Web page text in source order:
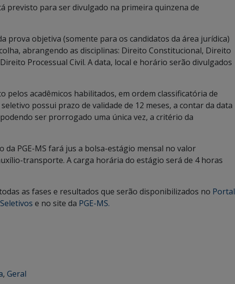
previsto para ser divulgado na primeira quinzena de
prova objetiva (somente para os candidatos da área jurídica)
abrangendo as disciplinas: Direito Constitucional, Direito
Processual Civil. A data, local e horário serão divulgados
pelos acadêmicos habilitados, em ordem classificatória de
possui prazo de validade de 12 meses, a contar da data
ser prorrogado uma única vez, a critério da
da PGE-MS fará jus a bolsa-estágio mensal no valor
transporte. A carga horária do estágio será de 4 horas
as fases e resultados que serão disponibilizados no Portal
e no site da PGE-MS.
, Geral